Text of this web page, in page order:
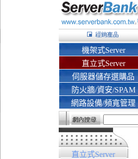
機架式Server
直立式Server
伺服器儲存選購品
防火牆/資安/SPAM
網路設備/頻寬管理
直立式Server